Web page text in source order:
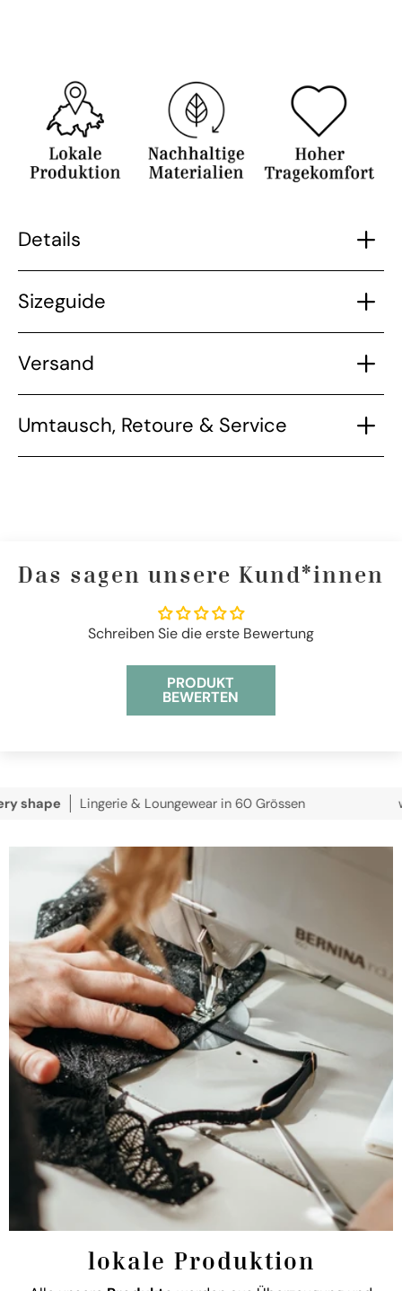
Details
Sizeguide
Versand
Umtausch, Retoure & Service
Das sagen unsere Kund*innen
Schreiben Sie die erste Bewertung
PRODUKT
BEWERTEN
Lingerie & Loungewear in 60 Grössen wir
lokale Produktion